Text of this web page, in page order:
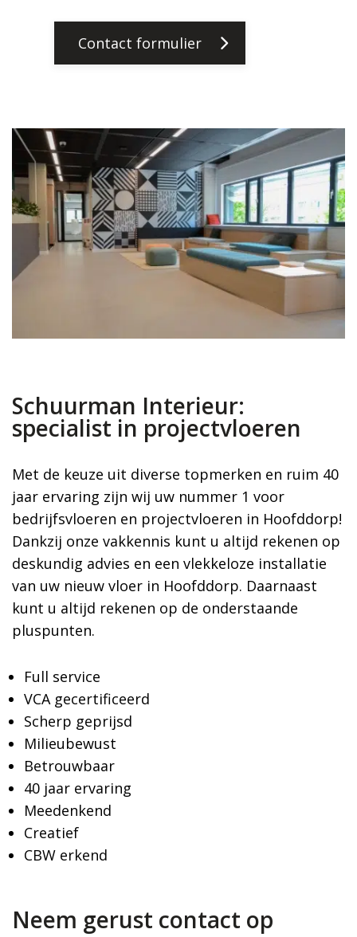
Contact formulier
Schuurman Interieur:
specialist in projectvloeren
Met de keuze uit diverse topmerken en ruim 40
jaar ervaring zijn wij uw nummer 1 voor
bedrijfsvloeren en projectvloeren in Hoofddorp!
Dankzij onze vakkennis kunt u altijd rekenen op
deskundig advies en een vlekkeloze installatie
van uw nieuw vloer in Hoofddorp. Daarnaast
kunt u altijd rekenen op de onderstaande
pluspunten.
Full service
VCA gecertificeerd
Scherp geprijsd
Milieubewust
Betrouwbaar
40 jaar ervaring
Meedenkend
Creatief
CBW erkend
Neem gerust contact op